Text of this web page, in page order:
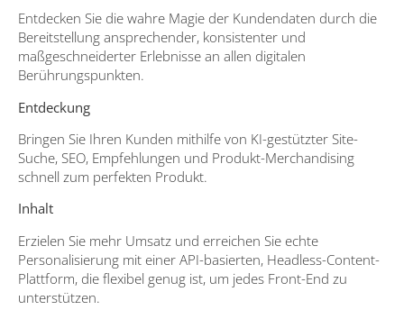
Entdecken Sie die wahre Magie der Kundendaten durch die
Bereitstellung ansprechender, konsistenter und
maßgeschneiderter Erlebnisse an allen digitalen
Berührungspunkten.
Entdeckung
Bringen Sie Ihren Kunden mithilfe von KI-gestützter Site-
Suche, SEO, Empfehlungen und Produkt-Merchandising
schnell zum perfekten Produkt.
Inhalt
Erzielen Sie mehr Umsatz und erreichen Sie echte
Personalisierung mit einer API-basierten, Headless-Content-
Plattform, die flexibel genug ist, um jedes Front-End zu
unterstützen.